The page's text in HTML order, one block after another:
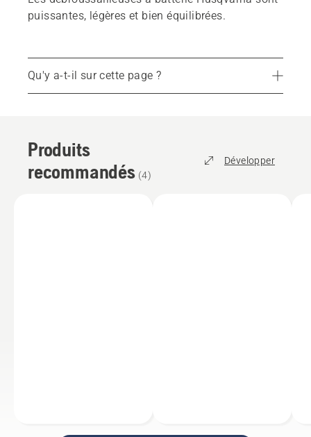
puissantes, légères et bien équilibrées.
Qu'y a-t-il sur cette page ?
Produits recommandés
Pièces de rechange et accessoires
Trouvez votre revendeur le plus proche
Produits
recommandés (4)
Développer